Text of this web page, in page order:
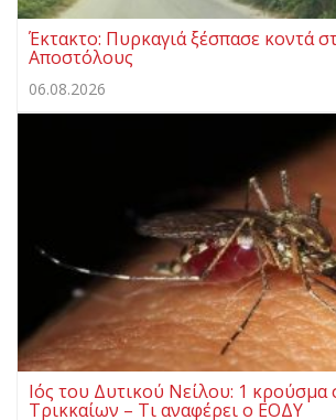
Έκτακτο: Πυρκαγιά ξέσπασε κοντά
Αποστόλους
06.08.2026
Ιός του Δυτικού Νείλου: 1
Τρικκαίων – Τι αναφέρει ο ΕΟΔΥ